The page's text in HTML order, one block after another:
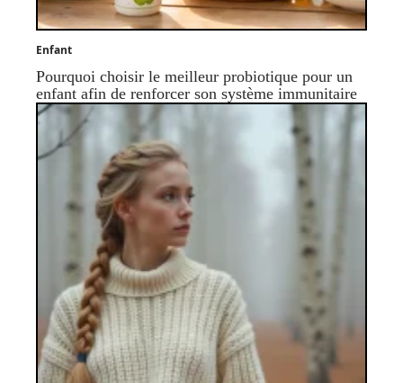
Enfant
Pourquoi choisir le meilleur probiotique pour un
enfant afin de renforcer son système immunitaire